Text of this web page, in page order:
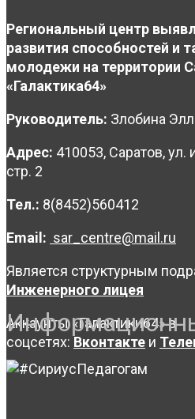
Региональный центр
развития способностей и
молодежи на территории
«Галактика64»
Руководитель: Злобина
Адрес: 410053, Саратов, ул.
стр. 2
Тел.: 8(8452)560412
Email: sar_centre@mail.ru
Является структурным
Инженерного лицея
Аккаунты «Галактики64» в
соцсетях: Вконтакте и